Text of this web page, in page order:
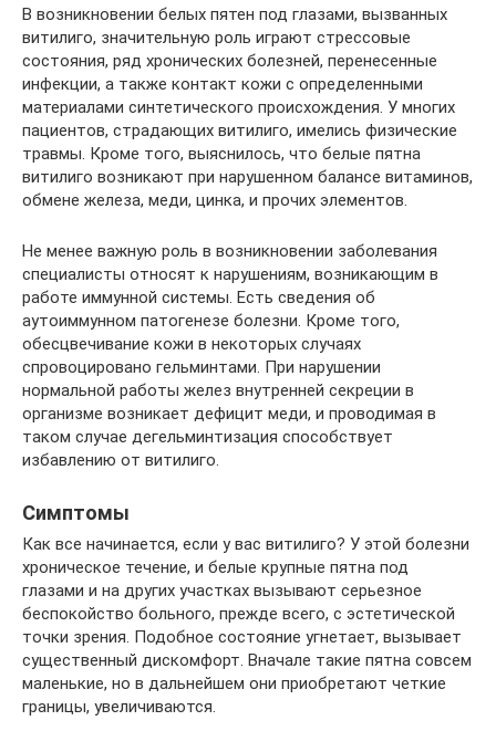
В возникновении белых пятен под глазами, вызванных
витилиго, значительную роль играют стрессовые
состояния, ряд хронических болезней, перенесенные
инфекции, а также контакт кожи с определенными
материалами синтетического происхождения. У многих
пациентов, страдающих витилиго, имелись физические
травмы. Кроме того, выяснилось, что белые пятна
витилиго возникают при нарушенном балансе витаминов,
обмене железа, меди, цинка, и прочих элементов.
Не менее важную роль в возникновении заболевания
специалисты относят к нарушениям, возникающим в
работе иммунной системы. Есть сведения об
аутоиммунном патогенезе болезни. Кроме того,
обесцвечивание кожи в некоторых случаях
спровоцировано гельминтами. При нарушении
нормальной работы желез внутренней секреции в
организме возникает дефицит меди, и проводимая в
таком случае дегельминтизация способствует
избавлению от витилиго.
Симптомы
Как все начинается, если у вас витилиго? У этой болезни
хроническое течение, и белые крупные пятна под
глазами и на других участках вызывают серьезное
беспокойство больного, прежде всего, с эстетической
точки зрения. Подобное состояние угнетает, вызывает
существенный дискомфорт. Вначале такие пятна совсем
маленькие, но в дальнейшем они приобретают четкие
границы, увеличиваются.